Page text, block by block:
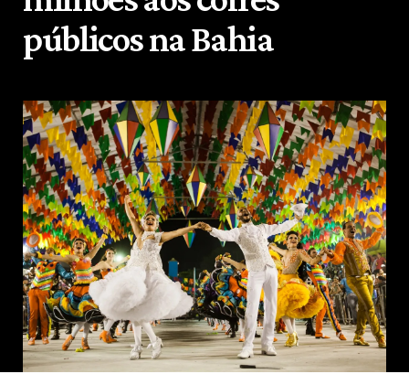
públicos na Bahia